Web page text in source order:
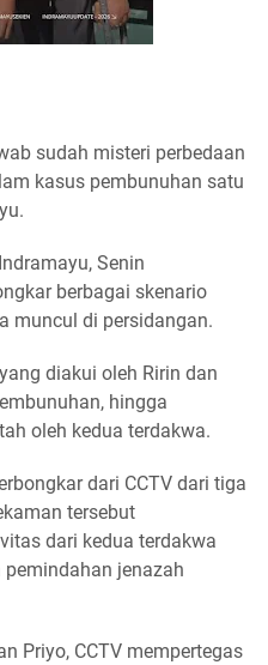
sudah misteri perbedaan
kasus pembunuhan satu
Senin
berbagai skenario
muncul di persidangan.
diakui oleh Ririn dan
hingga
oleh kedua terdakwa.
dari CCTV dari tiga
tersebut
dari kedua terdakwa
jenazah
Priyo, CCTV mempertegas